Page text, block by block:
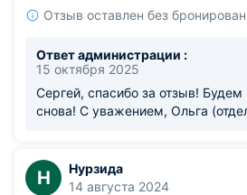
Отзыв оставлен без
Ответ администрации :
15 октября 2025
Сергей, спасибо за отзыв!
снова! С уважением, Ольга
Н
Нурзида
14 августа 2024